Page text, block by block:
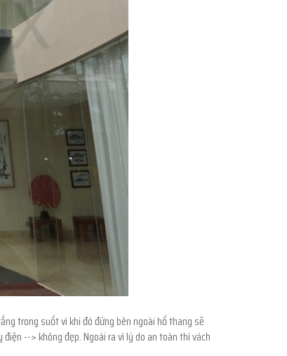
trong suốt vì khi đó đứng bên ngoài hố thang sẽ
--> không đẹp. Ngoài ra vì lý do an toàn thì vách